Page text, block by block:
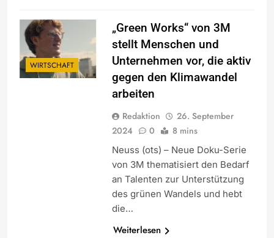
WIRTSCHAFT
„Green Works“ von 3M
stellt Menschen und
Unternehmen vor, die aktiv
gegen den Klimawandel
arbeiten
Redaktion
26. September
2024
0 8 mins
Neuss (ots) – Neue Doku-Serie
von 3M thematisiert den Bedarf
an Talenten zur Unterstützung
des grünen Wandels und hebt
die…
Weiterlesen